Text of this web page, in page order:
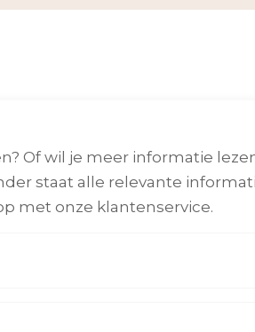
Of wil je meer informatie
staat alle relevante
met onze klantenservice.